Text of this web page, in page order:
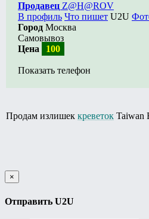
Продавец Z@H@ROV
В профиль Что пишет U2U
Город Москва
Самовывоз
Цена
100
Показать телефон
Продам излишек креветок Taiwan
×
Отправить U2U